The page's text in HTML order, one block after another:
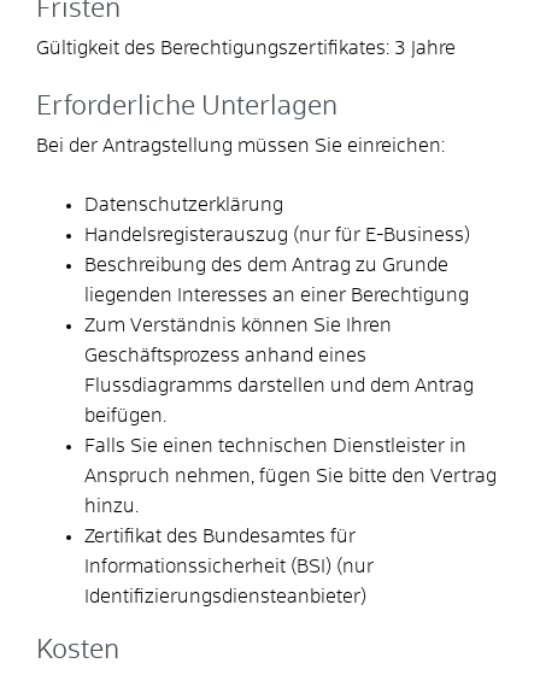
Fristen
Gültigkeit des Berechtigungszertifikates: 3 Jahre
Erforderliche Unterlagen
Bei der Antragstellung müssen Sie einreichen:
Datenschutzerklärung
Handelsregisterauszug (nur für E-Business)
Beschreibung des dem Antrag zu Grunde
liegenden Interesses an einer Berechtigung
Zum Verständnis können Sie Ihren
Geschäftsprozess anhand eines
Flussdiagramms darstellen und dem Antrag
beifügen.
Falls Sie einen technischen Dienstleister in
Anspruch nehmen, fügen Sie bitte den Vertrag
hinzu.
Zertifikat des Bundesamtes für
Informationssicherheit (BSI) (nur
Identifizierungsdiensteanbieter)
Kosten